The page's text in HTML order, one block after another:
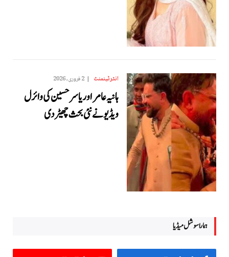
انٹرٹینمنٹ 2 فروری, 2026
ہانیہ عامر اور یاسر حسین کی وائرل
ویڈیو نے نئی بحث چھیڑ دی
ہمارا سوشل میڈیا